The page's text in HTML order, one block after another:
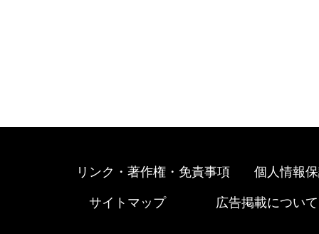
リンク・著作権・免責事項 個人情報
サイトマップ 広告掲載について